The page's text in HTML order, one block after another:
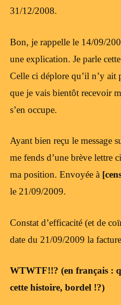
31/12/2008.
Bon, je rappelle le 14/09/
une explication. Je parle
Celle ci déplore qu’il n’y ait
que je vais bientôt recevoir
s’en occupe.
Ayant bien reçu le message
me fends d’une brève lettre
ma position. Envoyée à
le 21/09/2009.
Constat d’efficacité (et de
date du 21/09/2009 la
WTWTF!!? (en français :
cette histoire, bordel !?)